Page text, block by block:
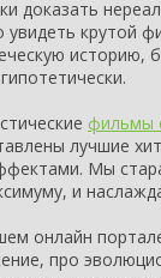
доказать
крутой
историю,
фильмы
лучшие
Мы
и
онлайн
про